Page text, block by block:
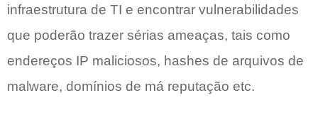
infraestrutura de TI e encontrar vulnerabilidades
que poderão trazer sérias ameaças, tais como
endereços IP maliciosos, hashes de arquivos de
malware, domínios de má reputação etc.